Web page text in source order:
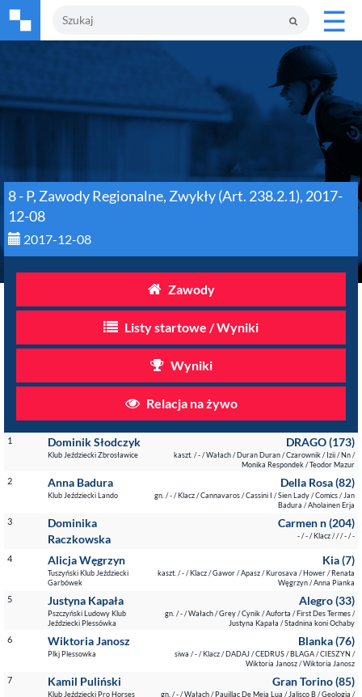
☰
8 - P, Zawody Regionalne, Zwykły (Art. 238.2.1), 2017-
12-08
2017-12-08
Zawody
Listy startowe / Wyniki
Wyniki
Relacja na żywo
1 Dominik Słodczyk
Klub Jeździecki Zbrosławice
DRAGO (173)
kaszt. / - / Wałach / Duran Duran / Czarownik / Izii / Nn /
Monika Respondek / Teodor Mazur
2 Anna Badura
Klub Jeździecki Lando
Della Rosa (82)
gn. / - / Klacz / Cannavaros / Cassini I / Sien Lady / Comics / Jan
Badura / Aholainen Erja
3
Dominika
Raczkowska
Carmen n (204)
- / - / Klacz / / / - / -
4 Alicja Węgrzyn
Tuszyński Klub Jeździecki
Garbówek
Kia (7)
kaszt. / - / Klacz / Gawor / Apasz / Kurosava / Hower / Renata
Węgrzyn / Anna Pianka
5 Justyna Kapała
Pszczyński Ludowy Klub
Jeździecki Plessówka
Alegro (33)
gn. / - / Wałach / Grey / Cynik / Auforta / First Des Termes /
Justyna Kapała / Stadnina koni Ochaby
6 Wiktoria Janosz
Plkj Plessowka
Blanka (76)
siwa / - / Klacz / DADAJ / CEDRUS / BLAGA / CIESZYN /
Wiktoria Janosz / Wiktoria Janosz
7 Kamil Puliński
Klub Jeździecki Pro Horses
Gran Torino (85)
gn. / - / Wałach / Pauillac De Meia Lua / Jalisco B / Geologia /